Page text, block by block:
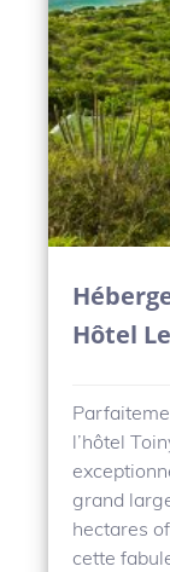
Hôtel
l’hôtel
grand
hectares
cette